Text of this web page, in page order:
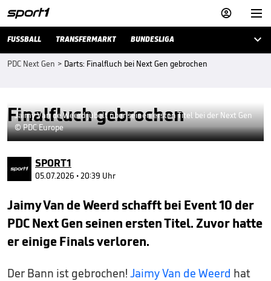


FUSSBALL TRANSFERMARKT BUNDESLIGA 
PDC Next Gen > Darts: Finalfluch bei Next Gen gebrochen
Finalfluch gebrochen
Jaimy Van de Weerd jubelt über seinen ersten Titel bei der Next Gen
© PDC Europe
SPORT1
05.07.2026 • 20:39 Uhr
Jaimy Van de Weerd schafft bei Event 10 der
PDC Next Gen seinen ersten Titel. Zuvor hatte
er einige Finals verloren.
Der Bann ist gebrochen! Jaimy Van de Weerd hat